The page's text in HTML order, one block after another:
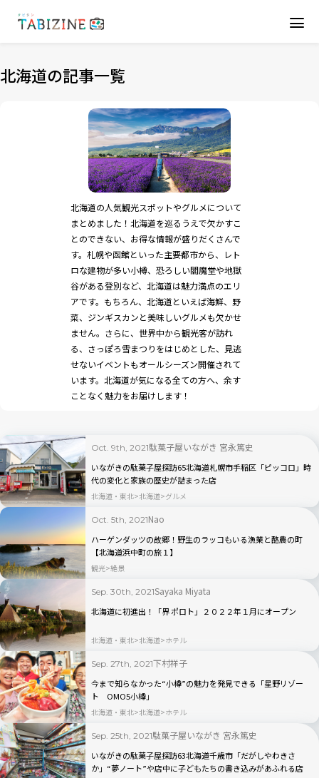
北海道の記事一覧
北海道の人気観光スポットやグルメについて
まとめました！北海道を巡るうえで欠かすこ
とのできない、お得な情報が盛りだくさんで
す。札幌や函館といった主要都市から、レト
ロな建物が多い小樽、恐ろしい閻魔堂や地獄
谷がある登別など、北海道は魅力満点のエリ
アです。もちろん、北海道といえば海鮮、野
菜、ジンギスカンと美味しいグルメも欠かせ
ません。さらに、世界中から観光客が訪れ
る、さっぽろ雪まつりをはじめとした、見逃
せないイベントもオールシーズン開催されて
います。北海道が気になる全ての方へ、余す
ことなく魅力をお届けします！
Oct. 9th, 2021駄菓子屋いながき 宮永篤史
いながきの駄菓子屋探訪65北海道札幌市手稲区「ピッコロ」時
代の変化と家族の歴史が詰まった店
北海道・東北 北海道 グルメ
Oct. 5th, 2021Nao
ハーゲンダッツの故郷！野生のラッコもいる漁業と酪農の町
【北海道浜中町の旅１】
観光 絶景
Sep. 30th, 2021Sayaka Miyata
北海道に初進出！「界 ポロト」２０２２年１月にオープン
北海道・東北 北海道 ホテル
Sep. 27th, 2021下村祥子
今まで知らなかった“小樽”の魅力を発見できる「星野リゾー
ト OMO5小樽」
北海道・東北 北海道 ホテル
Sep. 25th, 2021駄菓子屋いながき 宮永篤史
いながきの駄菓子屋探訪63北海道千歳市「だがしやわきさ
か」“夢ノート”や店中に子どもたちの書き込みがあふれる店